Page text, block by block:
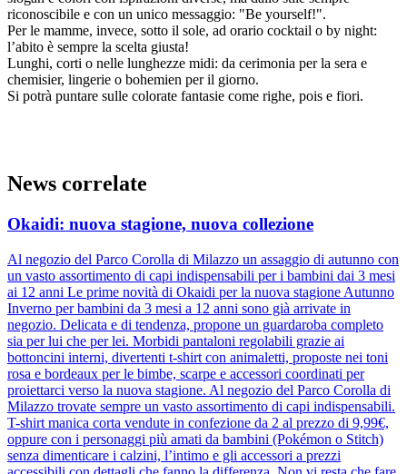
riconoscibile e con un unico messaggio: "Be yourself!".
Per le mamme, invece, sotto il sole, ad orario cocktail o by night:
l’abito è sempre la scelta giusta!
Lunghi, corti o nelle lunghezze midi: da cerimonia per la sera e
chemisier, lingerie o bohemien per il giorno.
Si potrà puntare sulle colorate fantasie come righe, pois e fiori.
News correlate
Okaidi: nuova stagione, nuova collezione
Al negozio del Parco Corolla di Milazzo un assaggio di autunno con
un vasto assortimento di capi indispensabili per i bambini dai 3 mesi
ai 12 anni Le prime novità di Okaidi per la nuova stagione Autunno
Inverno per bambini da 3 mesi a 12 anni sono già arrivate in
negozio. Delicata e di tendenza, propone un guardaroba completo
sia per lui che per lei. Morbidi pantaloni regolabili grazie ai
bottoncini interni, divertenti t-shirt con animaletti, proposte nei toni
rosa e bordeaux per le bimbe, scarpe e accessori coordinati per
proiettarci verso la nuova stagione. Al negozio del Parco Corolla di
Milazzo trovate sempre un vasto assortimento di capi indispensabili.
T-shirt manica corta vendute in confezione da 2 al prezzo di 9,99€,
oppure con i personaggi più amati da bambini (Pokémon o Stitch)
senza dimenticare i calzini, l’intimo e gli accessori a prezzi